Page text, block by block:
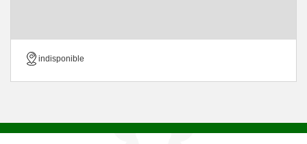
indisponible